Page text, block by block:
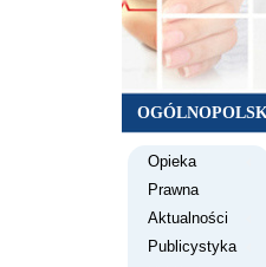
Opieka
Prawna
Aktualności
Publicystyka